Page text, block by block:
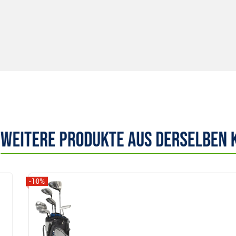
Weitere Produkte aus derselben
-10%